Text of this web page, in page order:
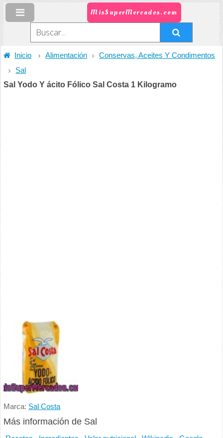
MisSuperMercados.com
Inicio Alimentación
Conservas, Aceites Y Condimentos
Sal
Sal Yodo Y ácito Fólico Sal Costa 1 Kilogramo
Marca: Sal Costa
Más información de Sal